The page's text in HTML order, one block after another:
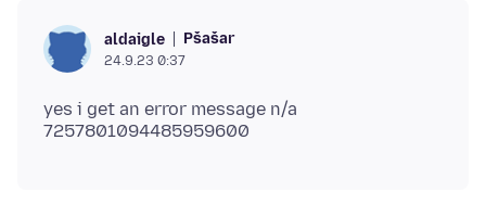
aldaigle Pšašaŕ
24.9.23 0:37
yes i get an error message n/a